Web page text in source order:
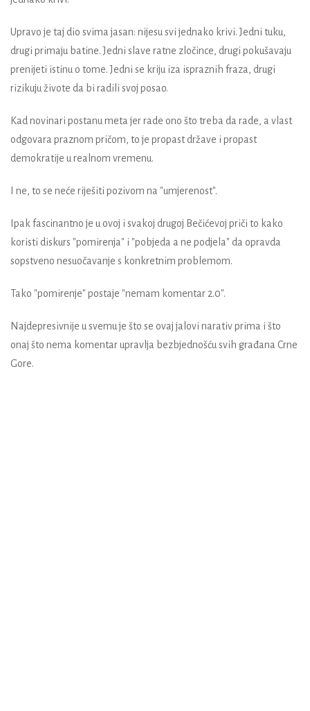
Upravo je taj dio svima jasan: nijesu svi jednako krivi. Jedni tuku,
drugi primaju batine. Jedni slave ratne zločince, drugi pokušavaju
prenijeti istinu o tome. Jedni se kriju iza ispraznih fraza, drugi
rizikuju živote da bi radili svoj posao.
Kad novinari postanu meta jer rade ono što treba da rade, a vlast
odgovara praznom pričom, to je propast države i propast
demokratije u realnom vremenu.
I ne, to se neće riješiti pozivom na "umjerenost".
Ipak fascinantno je u ovoj i svakoj drugoj Bečićevoj priči to kako
koristi diskurs "pomirenja" i "pobjeda a ne podjela" da opravda
sopstveno nesuočavanje s konkretnim problemom.
Tako "pomirenje" postaje "nemam komentar 2.0".
Najdepresivnije u svemu je što se ovaj jalovi narativ prima i što
onaj što nema komentar upravlja bezbjednošću svih građana Crne
Gore.